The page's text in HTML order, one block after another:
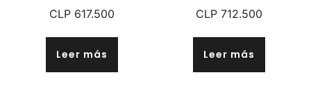
CLP 617.500
Leer más
CLP 712.500
Leer más